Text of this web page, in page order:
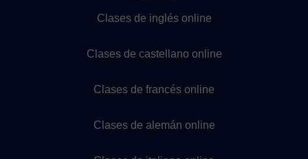
Clases de inglés online
Clases de castellano online
Clases de francés online
Clases de alemán online